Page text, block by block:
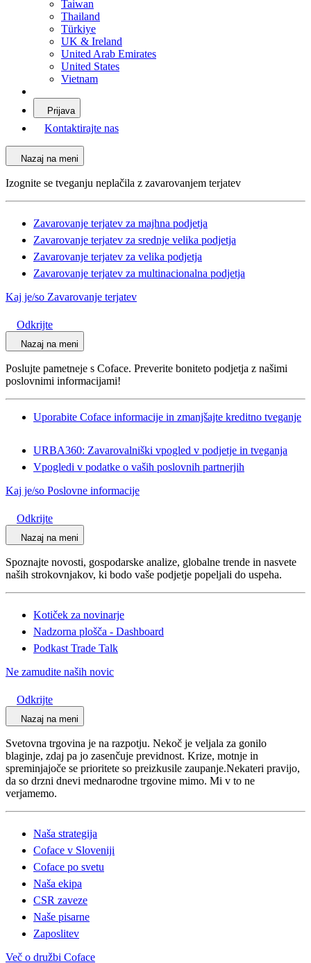
Taiwan
Thailand
Türkiye
UK & Ireland
United Arab Emirates
United States
Vietnam
Prijava
Kontaktirajte nas
Nazaj na meni
Izognite se tveganju neplačila z zavarovanjem terjatev
Zavarovanje terjatev za majhna podjetja
Zavarovanje terjatev za srednje velika podjetja
Zavarovanje terjatev za velika podjetja
Zavarovanje terjatev za multinacionalna podjetja
Kaj je/so Zavarovanje terjatev
Odkrijte
Nazaj na meni
Poslujte pametneje s Coface. Preverite boniteto podjetja z našimi
poslovnimi informacijami!
Uporabite Coface informacije in zmanjšajte kreditno tveganje
URBA360: Zavarovalniški vpogled v podjetje in tveganja
Vpogledi v podatke o vaših poslovnih partnerjih
Kaj je/so Poslovne informacije
Odkrijte
Nazaj na meni
Spoznajte novosti, gospodarske analize, globalne trende in nasvete
naših strokovnjakov, ki bodo vaše podjetje popeljali do uspeha.
Kotiček za novinarje
Nadzorna plošča - Dashboard
Podkast Trade Talk
Ne zamudite naših novic
Odkrijte
Nazaj na meni
Svetovna trgovina je na razpotju. Nekoč je veljala za gonilo
blaginje, zdaj pa jo zasenčuje previdnost. Krize, motnje in
spreminjajoče se prioritete so preizkusile zaupanje.Nekateri pravijo,
da so drzni dnevi mednarodne trgovine mimo. Mi v to ne
verjamemo.
Naša strategija
Coface v Sloveniji
Coface po svetu
Naša ekipa
CSR zaveze
Naše pisarne
Zaposlitev
Več o družbi Coface